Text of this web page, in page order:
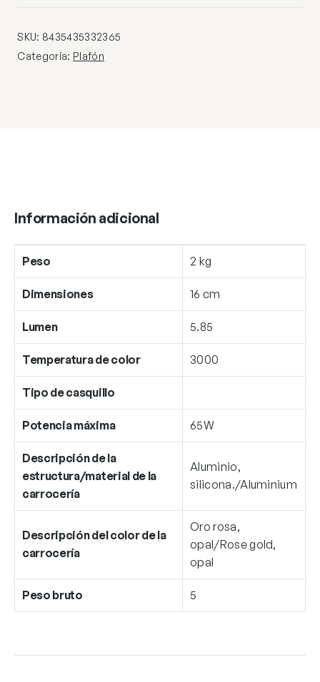
DIM
cantidad
SKU: 8435435332365
Categoría: Plafón
Información adicional
Peso 2 kg
Dimensiones 16 cm
Lumen 5.85
Temperatura de color 3000
Tipo de casquillo
Potencia máxima 65W
Descripción de la
estructura/material de la
carrocería
Aluminio,
silicona./Aluminium
Descripción del color de la
carrocería
Oro rosa,
opal/Rose gold,
opal
Peso bruto 5